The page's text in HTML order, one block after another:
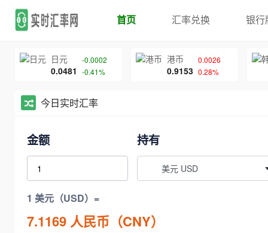
首页 汇率兑换 银行
日元
0.0481
-0.0002
-0.41%
港币
0.9153
0.0026
0.28%
今日实时汇率
金额 持有
美元 USD
1 美元（USD）=
7.1169 人民币（CNY）